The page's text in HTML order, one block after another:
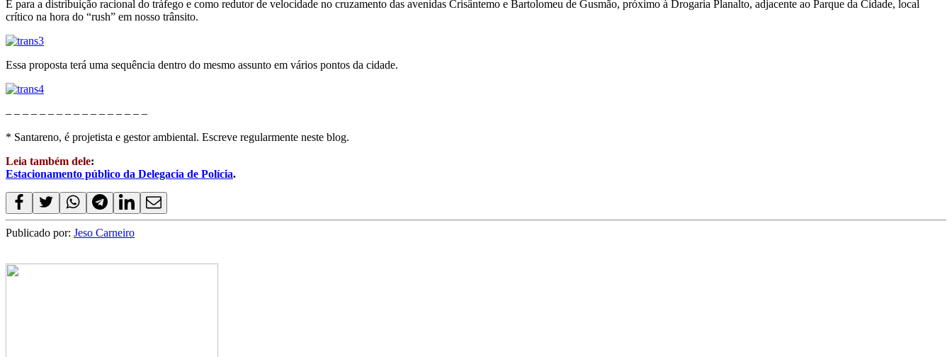
É para a distribuição racional do tráfego e como redutor de velocidade no cruzamento das avenidas Crisântemo e Bartolomeu de Gusmão, próximo à Drogaria Planalto, adjacente ao Parque da Cidade, local
crítico na hora do “rush” em nosso trânsito.
Essa proposta terá uma sequência dentro do mesmo assunto em vários pontos da cidade.
– – – – – – – – – – – – – – – – –
* Santareno, é projetista e gestor ambiental. Escreve regularmente neste blog.
Leia também dele:
Estacionamento público da Delegacia de Polícia.
Publicado por: Jeso Carneiro